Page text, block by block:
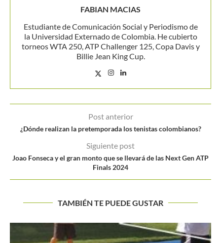
FABIAN MACIAS
Estudiante de Comunicación Social y Periodismo de
la Universidad Externado de Colombia. He cubierto
torneos WTA 250, ATP Challenger 125, Copa Davis y
Billie Jean King Cup.
Post anterior
¿Dónde realizan la pretemporada los tenistas colombianos?
Siguiente post
Joao Fonseca y el gran monto que se llevará de las Next Gen ATP
Finals 2024
TAMBIÉN TE PUEDE GUSTAR